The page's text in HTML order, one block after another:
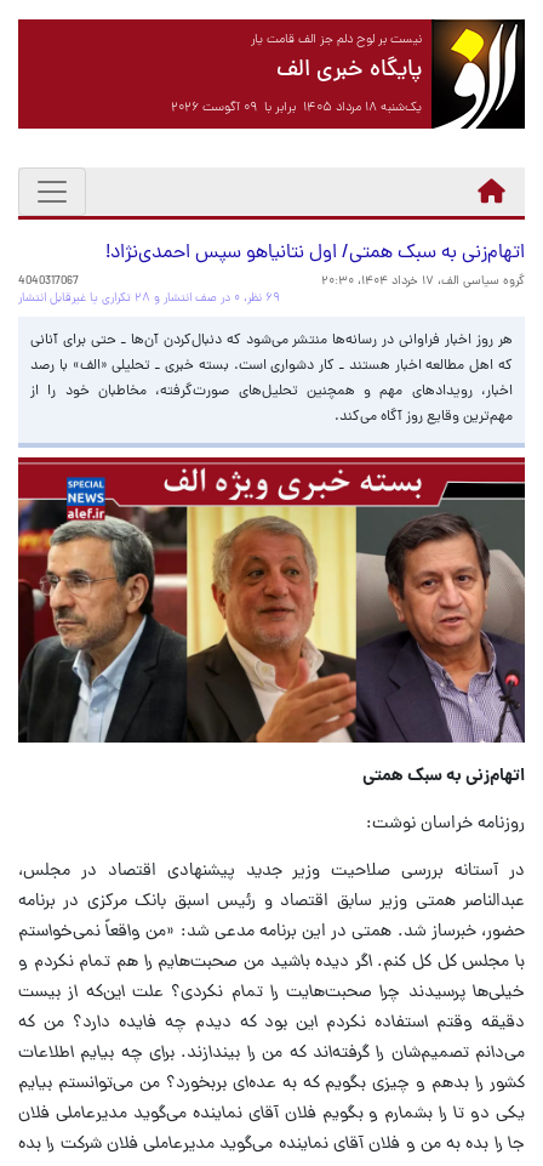
نیست بر لوح دلم جز الف قامت یار
پایگاه خبری الف
یک‌شنبه ۱۸ مرداد ۱۴۰۵ برابر با ۰۹ آگوست ۲۰۲۶
اتهام‌زنی به سبک همتی/ اول نتانیاهو سپس احمدی‌نژاد!
گروه سیاسی الف، ۱۷ خرداد ۱۴۰۴، ۲۰:۳۰
4040317067
۶۹ نظر، ۰ در صف انتشار و ۲۸ تکراری یا غیرقابل انتشار
هر روز اخبار فراوانی در رسانه‌ها منتشر می‌شود که دنبال‌کردن آن‌ها ـ حتی برای آنانی
که اهل مطالعه اخبار هستند‌ ـ کار دشواری است. بسته خبری ـ تحلیلی «الف» با رصد
اخبار، رویدادهای مهم و همچنین تحلیل‌های صورت‌گرفته، مخاطبان خود را از
مهم‌ترین وقایع روز آگاه می‌کند.
اتهام‌زنی به سبک همتی
روزنامه خراسان نوشت:
در آستانه بررسی صلاحیت وزیر جدید پیشنهادی اقتصاد در مجلس،
عبدالناصر همتی وزیر سابق اقتصاد و رئیس اسبق بانک مرکزی در برنامه
حضور، خبرساز شد. همتی در این برنامه مدعی شد: «من واقعاً نمی‌خواستم
با مجلس کل کل کنم. اگر دیده باشید من صحبت‌هایم را هم تمام نکردم و
خیلی‌ها پرسیدند چرا صحبت‌هایت را تمام نکردی؟ علت این‌که از بیست
دقیقه‌ وقتم استفاده نکردم این بود که دیدم چه فایده دارد؟ من که
می‌دانم تصمیم‌شان را گرفته‌اند که من را بیندازند. برای چه بیایم اطلاعات
کشور را بدهم و چیزی بگویم که به عده‌ای بربخورد؟ من می‌توانستم بیایم
یکی دو تا را بشمارم و بگویم فلان آقای نماینده می‌گوید مدیرعاملی فلان
جا را بده به من و فلان آقای نماینده می‌گوید مدیرعاملی فلان شرکت را بده